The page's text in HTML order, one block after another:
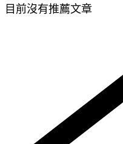
目前沒有推薦文章